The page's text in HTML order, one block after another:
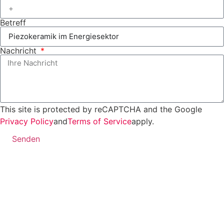
Betreff
Nachricht
This site is protected by reCAPTCHA and the Google
Privacy PolicyandTerms of Serviceapply.
Senden